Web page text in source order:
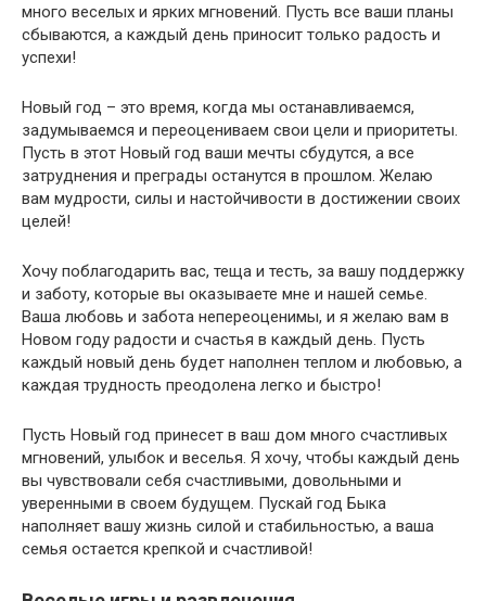
много веселых и ярких мгновений. Пусть все ваши планы
сбываются, а каждый день приносит только радость и
успехи!
Новый год – это время, когда мы останавливаемся,
задумываемся и переоцениваем свои цели и приоритеты.
Пусть в этот Новый год ваши мечты сбудутся, а все
затруднения и преграды останутся в прошлом. Желаю
вам мудрости, силы и настойчивости в достижении своих
целей!
Хочу поблагодарить вас, теща и тесть, за вашу поддержку
и заботу, которые вы оказываете мне и нашей семье.
Ваша любовь и забота непереоценимы, и я желаю вам в
Новом году радости и счастья в каждый день. Пусть
каждый новый день будет наполнен теплом и любовью, а
каждая трудность преодолена легко и быстро!
Пусть Новый год принесет в ваш дом много счастливых
мгновений, улыбок и веселья. Я хочу, чтобы каждый день
вы чувствовали себя счастливыми, довольными и
уверенными в своем будущем. Пускай год Быка
наполняет вашу жизнь силой и стабильностью, а ваша
семья остается крепкой и счастливой!